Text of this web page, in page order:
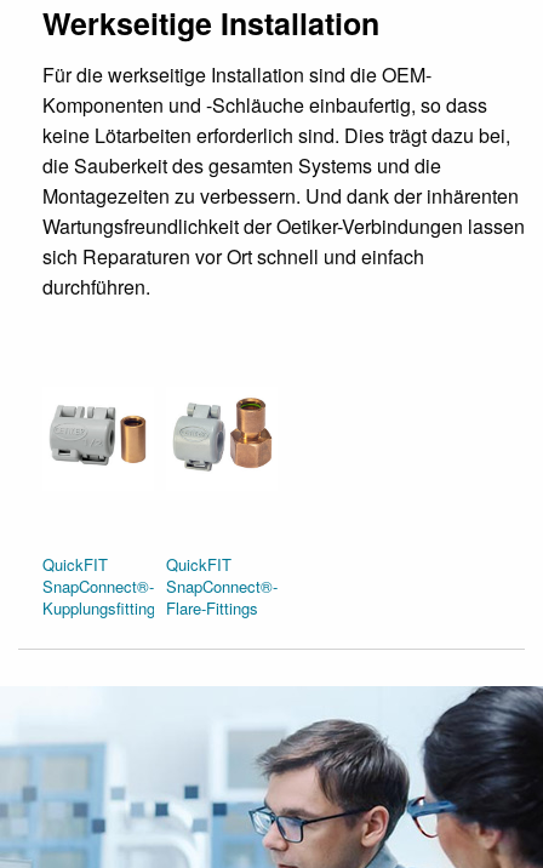
Werkseitige Installation
Für die werkseitige Installation sind die OEM-
Komponenten und -Schläuche einbaufertig, so dass
keine Lötarbeiten erforderlich sind. Dies trägt dazu bei,
die Sauberkeit des gesamten Systems und die
Montagezeiten zu verbessern. Und dank der inhärenten
Wartungsfreundlichkeit der Oetiker-Verbindungen lassen
sich Reparaturen vor Ort schnell und einfach
durchführen.
QuickFIT
SnapConnect®-
Kupplungsfittings
QuickFIT
SnapConnect®-
Flare-Fittings